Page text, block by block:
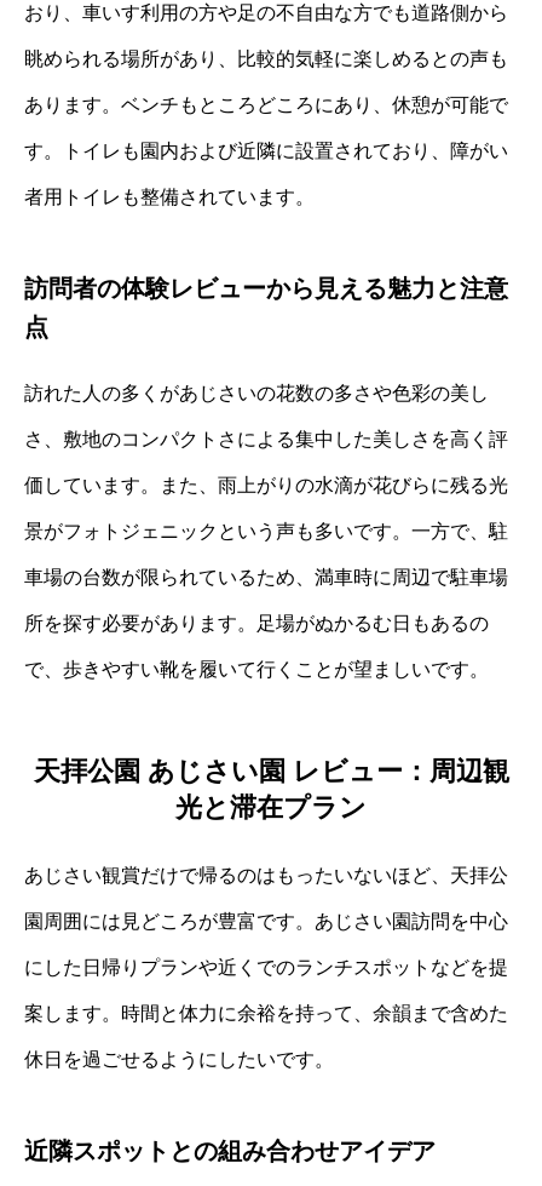
おり、車いす利用の方や足の不自由な方でも道路側から
眺められる場所があり、比較的気軽に楽しめるとの声も
あります。ベンチもところどころにあり、休憩が可能で
す。トイレも園内および近隣に設置されており、障がい
者用トイレも整備されています。
訪問者の体験レビューから見える魅力と注意
点
訪れた人の多くがあじさいの花数の多さや色彩の美し
さ、敷地のコンパクトさによる集中した美しさを高く評
価しています。また、雨上がりの水滴が花びらに残る光
景がフォトジェニックという声も多いです。一方で、駐
車場の台数が限られているため、満車時に周辺で駐車場
所を探す必要があります。足場がぬかるむ日もあるの
で、歩きやすい靴を履いて行くことが望ましいです。
天拝公園 あじさい園 レビュー：周辺観
光と滞在プラン
あじさい観賞だけで帰るのはもったいないほど、天拝公
園周囲には見どころが豊富です。あじさい園訪問を中心
にした日帰りプランや近くでのランチスポットなどを提
案します。時間と体力に余裕を持って、余韻まで含めた
休日を過ごせるようにしたいです。
近隣スポットとの組み合わせアイデア